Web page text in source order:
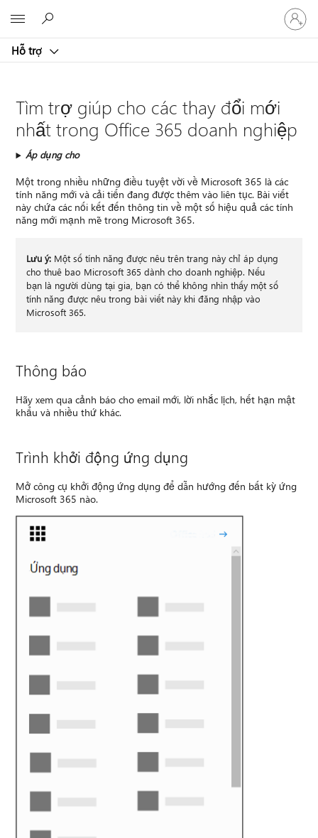
Hỗ trợ
Đăng
nhập
tài
Tìm trợ giúp cho các thay đổi mới
nhất trong Office 365 doanh nghiệp
Áp dụng cho
Một trong nhiều những điều tuyệt vời về Microsoft 365 là các
tính năng mới và cải tiến đang được thêm vào liên tục. Bài viết
này chứa các nối kết đến thông tin về một số hiệu quả các tính
năng mới mạnh mẽ trong Microsoft 365.
Lưu ý: Một số tính năng được nêu trên trang này chỉ áp dụng
cho thuê bao Microsoft 365 dành cho doanh nghiệp. Nếu
bạn là người dùng tại gia, bạn có thể không nhìn thấy một số
tính năng được nêu trong bài viết này khi đăng nhập vào
Microsoft 365.
Thông báo
Hãy xem qua cảnh báo cho email mới, lời nhắc lịch, hết hạn mật
khẩu và nhiều thứ khác.
Trình khởi động ứng dụng
Mở công cụ khởi động ứng dụng để dẫn hướng đến bất kỳ ứng
Microsoft 365 nào.